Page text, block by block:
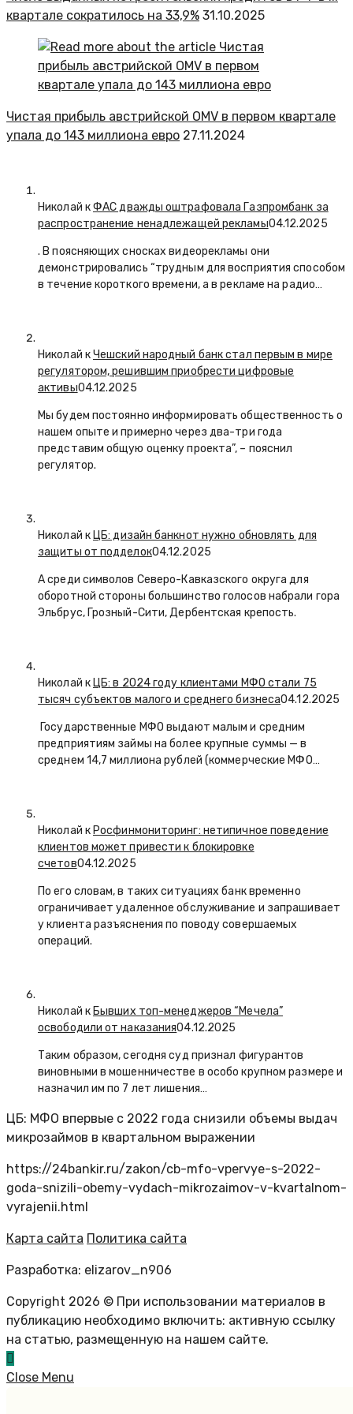
квартале сократилось на 33,9% 31.10.2025
Чистая прибыль австрийской OMV в первом квартале
упала до 143 миллиона евро 27.11.2024
Николай кФАС дважды оштрафовала Газпромбанк за
распространение ненадлежащей рекламы04.12.2025
. В поясняющих сносках видеорекламы они
демонстрировались “трудным для восприятия способом
в течение короткого времени, а в рекламе на радио…
Николай кЧешский народный банк стал первым в мире
регулятором, решившим приобрести цифровые
активы04.12.2025
Мы будем постоянно информировать общественность о
нашем опыте и примерно через два-три года
представим общую оценку проекта”, – пояснил
регулятор.
Николай к ЦБ: дизайн банкнот нужно обновлять для
защиты от подделок04.12.2025
А среди символов Северо-Кавказского округа для
оборотной стороны большинство голосов набрали гора
Эльбрус, Грозный-Сити, Дербентская крепость.
Николай к ЦБ: в 2024 году клиентами МФО стали 75
тысяч субъектов малого и среднего бизнеса04.12.2025
Государственные МФО выдают малым и средним
предприятиям займы на более крупные суммы — в
среднем 14,7 миллиона рублей (коммерческие МФО…
Николай к Росфинмониторинг: нетипичное поведение
клиентов может привести к блокировке
счетов04.12.2025
По его словам, в таких ситуациях банк временно
ограничивает удаленное обслуживание и запрашивает
у клиента разъяснения по поводу совершаемых
операций.
Николай к Бывших топ-менеджеров “Мечела”
освободили от наказания04.12.2025
Таким образом, сегодня суд признал фигурантов
виновными в мошенничестве в особо крупном размере и
назначил им по 7 лет лишения…
ЦБ: МФО впервые с 2022 года снизили объемы выдач
микрозаймов в квартальном выражении
https://24bankir.ru/zakon/cb-mfo-vpervye-s-2022-
goda-snizili-obemy-vydach-mikrozaimov-v-kvartalnom-
vyrajenii.html
Карта сайта Политика сайта
Разработка: elizarov_n906
Copyright 2026 © При использовании материалов в
публикацию необходимо включить: активную ссылку
на статью, размещенную на нашем сайте.
Close Menu